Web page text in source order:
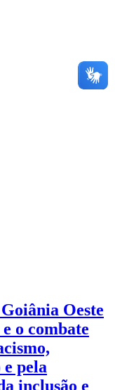
Oeste
o combate
pela
inclusão e